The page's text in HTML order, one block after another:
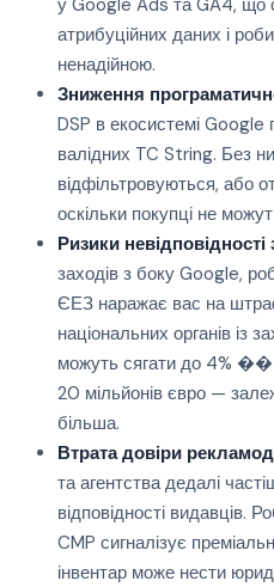
у Google Ads та GA4, що
атрибуційних даних і
ненадійною.
Зниження
DSP в екосистемі Google
валідних TC String. Без
відфільтровуються, або
оскільки покупці не
Ризики
заходів з боку Google,
ЄЕЗ наражає вас на
національних органів із
можуть сягати до 4%
20 мільйонів євро —
більша.
Втрата довіри
та агентства дедалі
відповідності видавців.
CMP сигналізує
інвентар може нести